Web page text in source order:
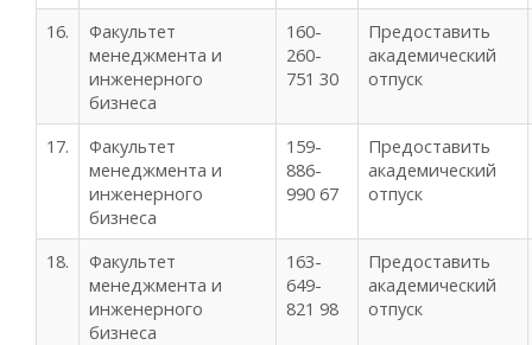
16.
Факультет
менеджмента и
инженерного
бизнеса
160-
260-
751 30
Предоставить
академический
отпуск
17.
Факультет
менеджмента и
инженерного
бизнеса
159-
886-
990 67
Предоставить
академический
отпуск
18.
Факультет
менеджмента и
инженерного
бизнеса
163-
649-
821 98
Предоставить
академический
отпуск